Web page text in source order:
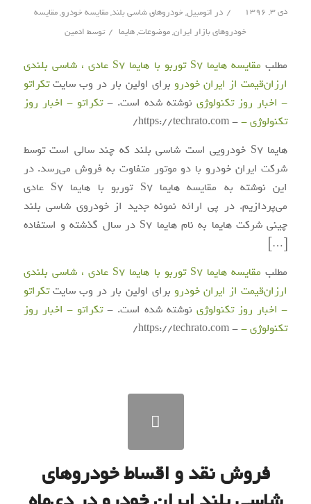
دی ۳, ۱۳۹۶ / در اتومبیل,خودروهای شاسی بلند,مقایسه خودرو,مقایسه
خودروهای بازار ایران,موضوعات,هایما / توسط ادمین
مطلب
مقایسه هایما S7 توربو با هایما S7 عادی ، شاسی بلندی
ارزان‌قیمت از ایران خودرو برای اولین بار در وب سایتتکراتو
- اخبار روز تکنولوژی نوشته شده است. -تکراتو - اخبار روز
تکنولوژی -- https://techrato.com/
هایما S7 خودرویی است شاسی بلند که چند سالی است توسط
شرکت ایران خودرو با دو موتور متفاوت به فروش می‌رسد. در
این نوشته به مقایسه هایما S7 توربو با هایما S7 عادی
می‌پردازیم. در پی ارائه نمونه جدید از خودروی شاسی بلند
چینی شرکت هایما به نام هایما S7 در سال گذشته و استفاده
[…]
مطلب
مقایسه هایما S7 توربو با هایما S7 عادی ، شاسی بلندی
ارزان‌قیمت از ایران خودرو برای اولین بار در وب سایتتکراتو
- اخبار روز تکنولوژی نوشته شده است. -تکراتو - اخبار روز
تکنولوژی -- https://techrato.com/
فروش نقد و اقساط خودروهای